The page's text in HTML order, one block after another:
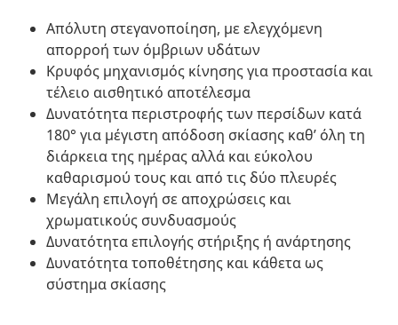
Απόλυτη στεγανοποίηση, με ελεγχόμενη
απορροή των όμβριων υδάτων
Κρυφός μηχανισμός κίνησης για προστασία και
τέλειο αισθητικό αποτέλεσμα
Δυνατότητα περιστροφής των περσίδων κατά
180° για μέγιστη απόδοση σκίασης καθ’ όλη τη
διάρκεια της ημέρας αλλά και εύκολου
καθαρισμού τους και από τις δύο πλευρές
Μεγάλη επιλογή σε αποχρώσεις και
χρωματικούς συνδυασμούς
Δυνατότητα επιλογής στήριξης ή ανάρτησης
Δυνατότητα τοποθέτησης και κάθετα ως
σύστημα σκίασης